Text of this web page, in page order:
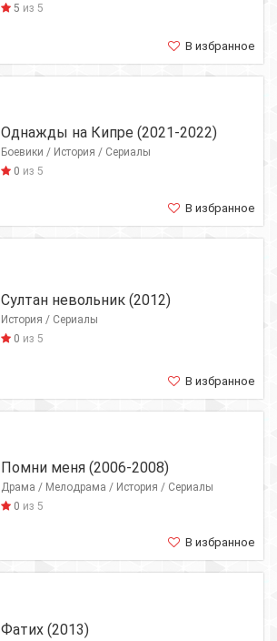
5 из 5
В избранное
Однажды на Кипре (2021-2022)
Боевики / История / Сериалы
0 из 5
В избранное
Султан невольник (2012)
История / Сериалы
0 из 5
В избранное
Помни меня (2006-2008)
Драма / Мелодрама / История / Сериалы
0 из 5
В избранное
Фатих (2013)